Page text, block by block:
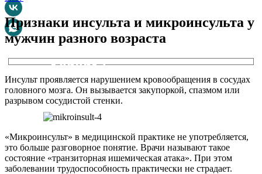
Стоматологическая
клиника
Признаки инсульта и микроинсульта у
мужчин разного возраста
Инсульт проявляется нарушением кровообращения в сосудах
головного мозга. Он вызывается закупоркой, спазмом или
разрывом сосудистой стенки.
«Микроинсульт» в медицинской практике не употребляется,
это больше разговорное понятие. Врачи называют такое
состояние «транзиторная ишемическая атака». При этом
заболевании трудоспособность практически не страдает.